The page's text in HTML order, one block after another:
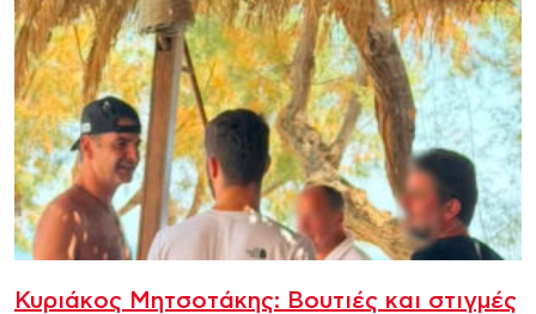
Κυριάκος Μητσοτάκης: Βουτιές και στιγμές